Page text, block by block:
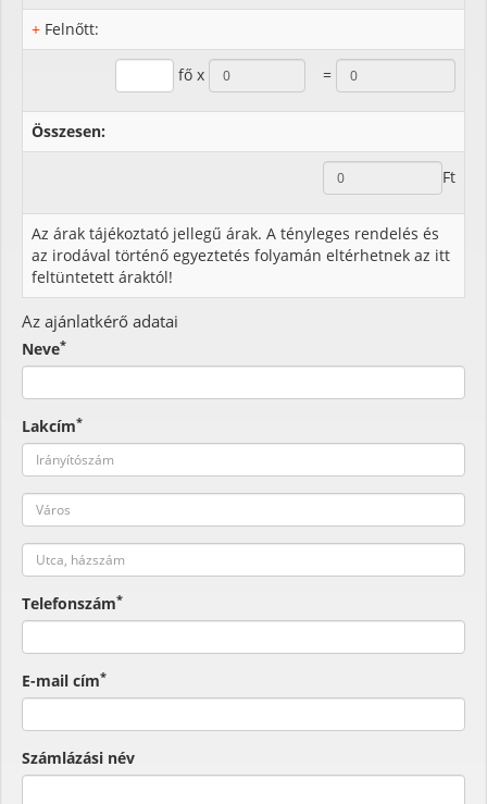
+ Felnőtt:
fő x =
Összesen:
Ft
Az árak tájékoztató jellegű árak. A tényleges rendelés és
az irodával történő egyeztetés folyamán eltérhetnek az itt
feltüntetett áraktól!
Az ajánlatkérő adatai
Neve*
Lakcím*
Telefonszám*
E-mail cím*
Számlázási név